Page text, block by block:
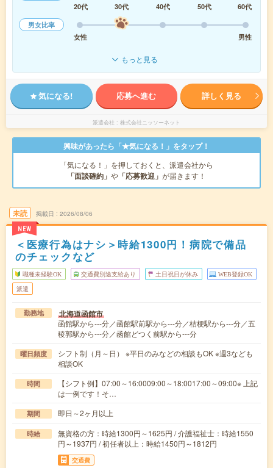
20代
30代 40代 50代
60代
男女比率
女性
男性
もっと見る
気になる! 応募へ進む 詳しく見る
派遣会社 株式会社ニッソーネット
興味があったら「★気になる！」をタップ！
「気になる！」を押しておくと、派遣会社から
「面談確約」 や 「応募歓迎」 が届きます！
未読
NEW
掲載日 2026/08/06
＜医療行為はナシ＞時給1300円！病院で備品
のチェックなど
職種未経験OK 交通費別途支給あり 土日祝日が休み WEB登録OK
派遣
勤務地 北海道函館市
函館駅から---分／函館駅前駅から---分／桔梗駅から---分／五
稜郭駅から---分／函館どつく前駅から---分
曜日頻度
シフト制（月～日） ※平日のみなどの相談もOK ※週3なども
相談OK
時間
【シフト例】07:00～16:0009:00～18:0017:00～09:00※ 上記
は一例です！そ…
期間 即日～2ヶ月以上
時給
無資格の方：時給1300円～1625円 / 介護福祉士：時給1550
円～1937円 / 初任者以上：時給1450円～1812円
交通費